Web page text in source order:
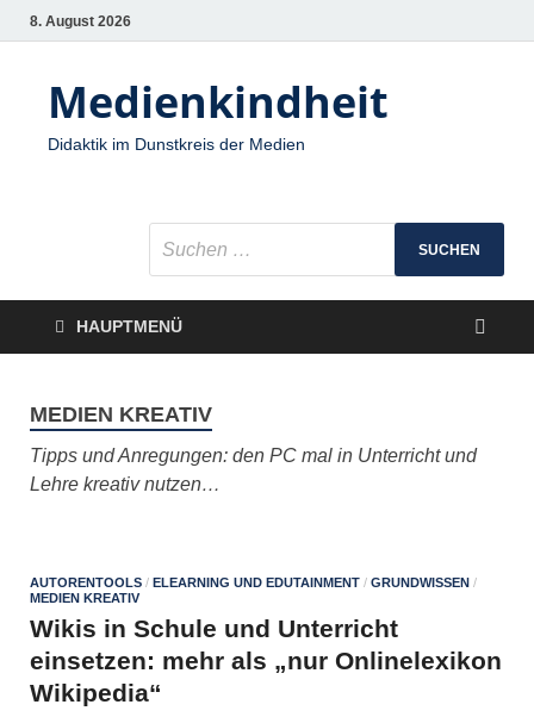
8. August 2026
Medienkindheit
Didaktik im Dunstkreis der Medien
HAUPTMENÜ
MEDIEN KREATIV
Tipps und Anregungen: den PC mal in Unterricht und
Lehre kreativ nutzen…
AUTORENTOOLS / ELEARNING UND EDUTAINMENT / GRUNDWISSEN /
MEDIEN KREATIV
Wikis in Schule und Unterricht
einsetzen: mehr als „nur Onlinelexikon
Wikipedia“